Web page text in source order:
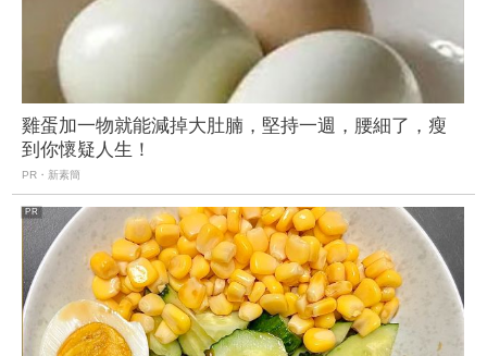
雞蛋加一物就能減掉大肚腩，堅持一週，腰細了，瘦
到你懷疑人生！
PR・新素簡